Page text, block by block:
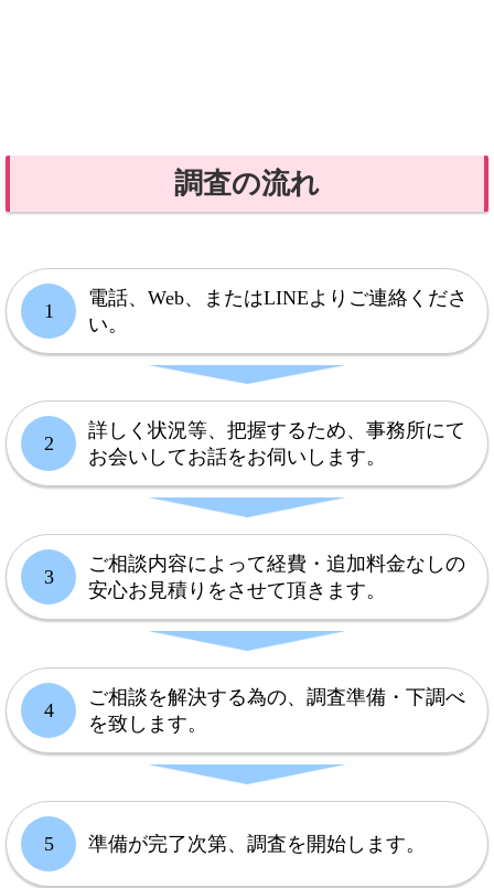
調査の流れ
1
電話、Web、またはLINEよりご連絡くださ
い。
2
詳しく状況等、把握するため、事務所にて
お会いしてお話をお伺いします。
3
ご相談内容によって経費・追加料金なしの
安心お見積りをさせて頂きます。
4
ご相談を解決する為の、調査準備・下調べ
を致します。
5 準備が完了次第、調査を開始します。